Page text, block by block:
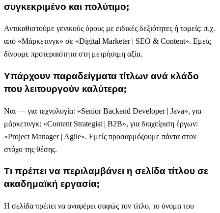
συγκεκριμένο και πολύτιμο;
Αντικαθιστούμε γενικούς όρους με ειδικές δεξιότητες ή τομείς: π.χ.
από «Μάρκετινγκ» σε «Digital Marketer | SEO & Content». Εμείς
δίνουμε προτεραιότητα στη μετρήσιμη αξία.
Υπάρχουν παραδείγματα τίτλων ανά κλάδο
που λειτουργούν καλύτερα;
Ναι — για τεχνολογία: «Senior Backend Developer | Java», για
μάρκετινγκ: «Content Strategist | B2B», για διαχείριση έργων:
«Project Manager | Agile». Εμείς προσαρμόζουμε πάντα στον
στόχο της θέσης.
Τι πρέπει να περιλαμβάνει η σελίδα τίτλου σε
ακαδημαϊκή εργασία;
Η σελίδα πρέπει να αναφέρει σαφώς τον τίτλο, το όνομα του